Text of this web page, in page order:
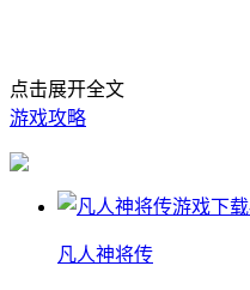
点击展开全文
游戏攻略
凡人神将传